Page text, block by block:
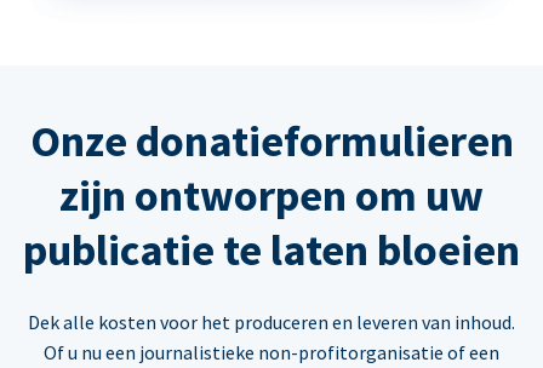
Onze donatieformulieren
zijn ontworpen om uw
publicatie te laten bloeien
Dek alle kosten voor het produceren en leveren van inhoud.
Of u nu een journalistieke non-profitorganisatie of een